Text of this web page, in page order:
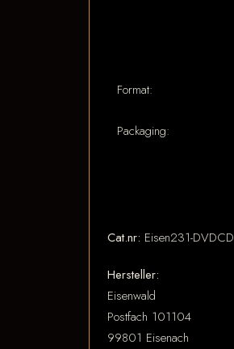
Format:
Packaging:
Cat.nr: Eisen231-DVDCD
Hersteller:
Eisenwald
Postfach 101104
99801 Eisenach